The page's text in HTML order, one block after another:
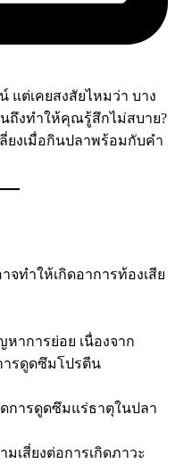
แต่เคยสงสัยไหมว่า บาง
ถึงทำให้คุณรู้สึกไม่สบาย?
ยงเมื่อกินปลาพร้อมกับคำ
จทำให้เกิดอาการท้องเสีย
าการย่อย เนื่องจาก
ารดูดซึมโปรตีน
การดูดซึมแร่ธาตุในปลา
เสี่ยงต่อการเกิดภาวะ